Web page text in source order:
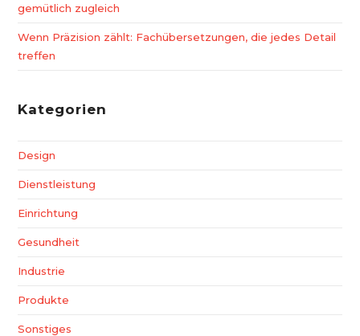
gemütlich zugleich
Wenn Präzision zählt: Fachübersetzungen, die jedes Detail
treffen
Kategorien
Design
Dienstleistung
Einrichtung
Gesundheit
Industrie
Produkte
Sonstiges